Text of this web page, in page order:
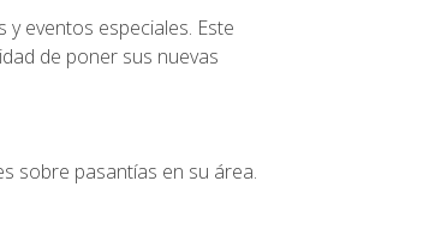
eventos especiales. Este
de poner sus nuevas
sobre pasantías en su área.